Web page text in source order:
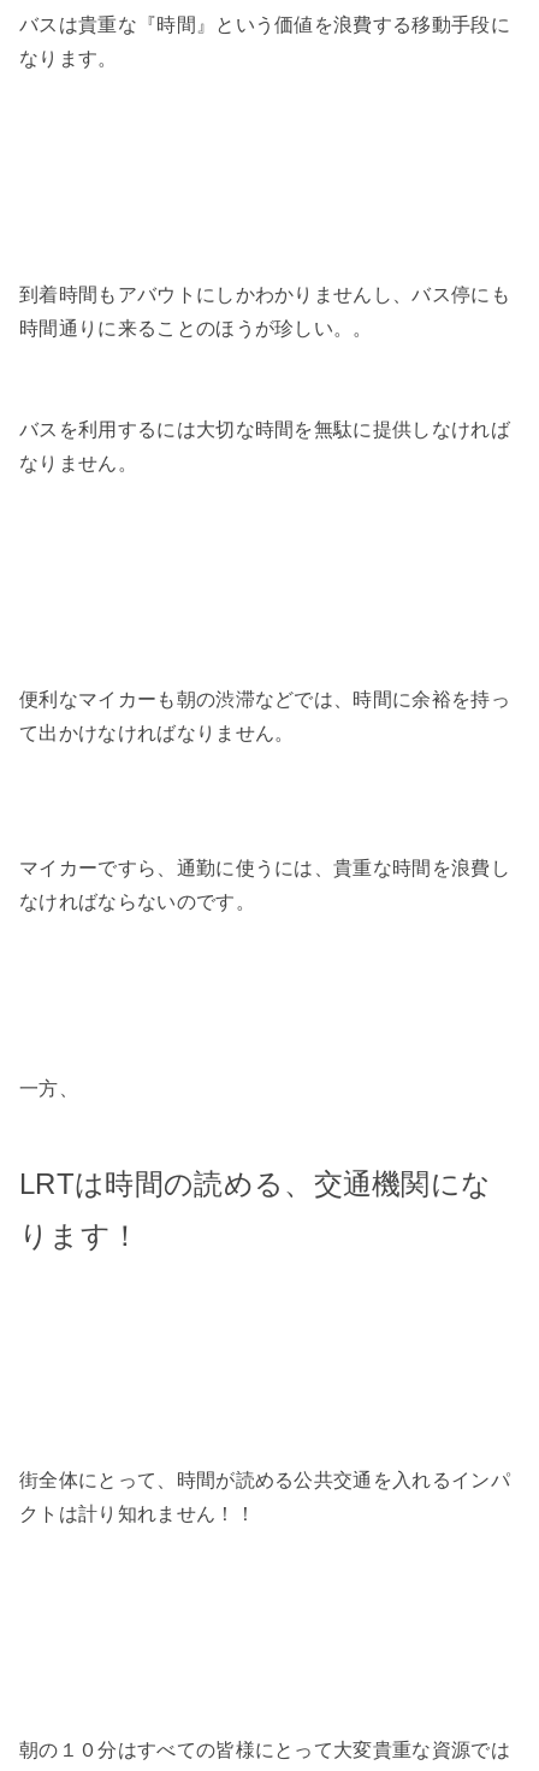
バスは貴重な『時間』という価値を浪費する移動手段に
なります。
到着時間もアバウトにしかわかりませんし、バス停にも
時間通りに来ることのほうが珍しい。。
バスを利用するには大切な時間を無駄に提供しなければ
なりません。
便利なマイカーも朝の渋滞などでは、時間に余裕を持っ
て出かけなければなりません。
マイカーですら、通勤に使うには、貴重な時間を浪費し
なければならないのです。
一方、
LRTは時間の読める、交通機関にな
ります！
街全体にとって、時間が読める公共交通を入れるインパ
クトは計り知れません！！
朝の１０分はすべての皆様にとって大変貴重な資源では